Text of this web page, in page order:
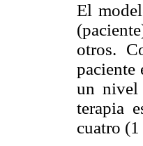
El
otros.
paciente
un nivel
terapia
cuatro